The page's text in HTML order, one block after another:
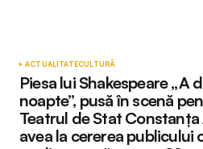
ACTUALITATECULTURĂ
Piesa lui Shakespeare „A
noapte”, pusă în scenă
Teatrul de Stat
avea la cererea publicului